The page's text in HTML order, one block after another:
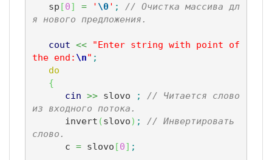
   sp
[0] = ' \0' ;
// Очистка массива дл
я нового предложения.
cout <<
"Enter string with point of
the end: \n" ;
do
{
cin >> slovo ;
// Читается слово
из входного потока.
      invert
(slovo) ;
// Инвертировать
слово.
      c
= slovo [0] ;